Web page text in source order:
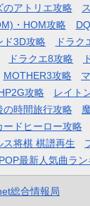
のアトリエ攻略
・HOM攻略
ド3D攻略
ドラク
ドラクエ8攻略
MOTHER3攻略
攻略
レイト
の時間旅行攻略
ードヒーロー攻略
ス将棋 棋譜再生
最新人気曲ラ
総合情報局